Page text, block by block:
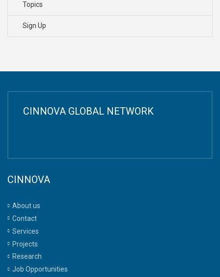
Topics
Sign Up
CINNOVA GLOBAL NETWORK
CINNOVA
About us
Contact
Services
Projects
Research
Job Opportunities